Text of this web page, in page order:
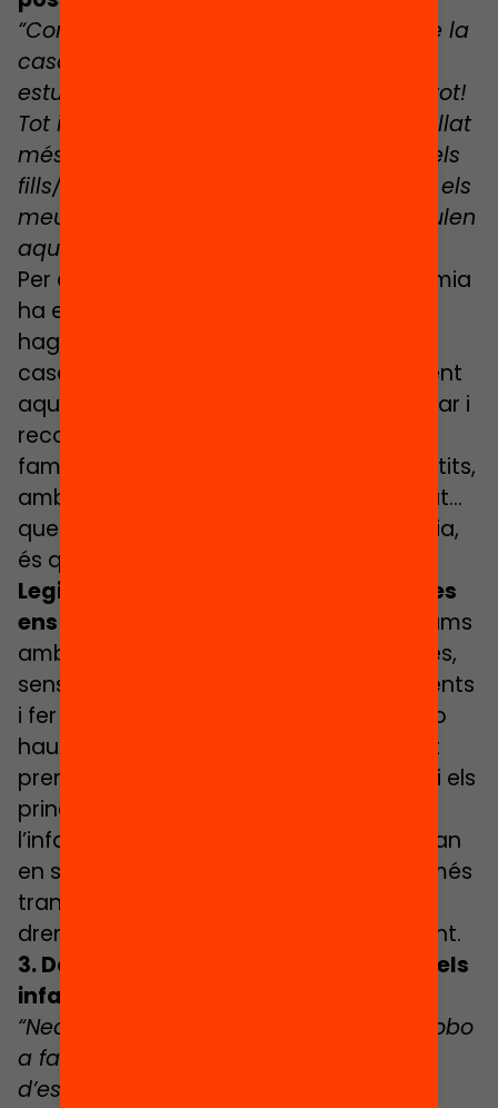
“Comprar, cuinar, rentadores, neteja de la
casa i a més… ajudar al meu fill/a a
estudiar, semblava que no arribava a tot!
Tot i estar també confinat/da, he treballat
més que mai, sense poder estar amb els
fills/es. He patit molt al no poder veure els
meus pares, molts neguits se m’acumulen
aquests dies”.
Per a totes les famílies, aquesta pandèmia
ha estat molt difícil de gestionar: han
hagut de compaginar feina, cura de la
casa, dels fills/es, d’altres familiars, essent
aquest un esforç titànic. Validar, legitimar i
reconèixer aquest sobreesforç de les
famílies, algunes en habitatges molt petits,
amb mancances econòmiques, de salut…
que dificulten encara més la convivència,
és quelcom a tenir present.
Legitimar tot el que han fet les famílies
ens apropa a elles
, permet que els lligams
amb l’escola siguin més forts. Sense elles,
sense la seva capacitat per estar presents
i fer front a les adversitats, els infants ho
haurien patit molt més. I és que, seguint
premisses de la pedagogia sistèmica, si els
principals sistemes que tenen cura de
l’infant, com són la família i l’escola, estan
en sintonia, el nen/a està més en pau, més
tranquil. Es trobarà més acollit i podrà
drenar millor el malestar del confinament.
3. Donem la paraula a les emocions dels
infants!
“Necessito estar amb la meva colla. Trobo
a faltar la meva tutora. Estic cansada
d’estar a casa. Trobo a faltar les